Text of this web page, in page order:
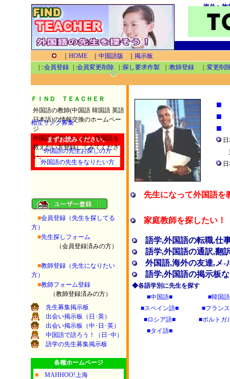
海外へ旅
HOME 中国語版
掲示板
| ::会員登録 | :会員変更削除 | :探し要求作製 | :教師登録 | :変更削
ＦＩＮＤ ＴＥＡＣＨＥＲ
外国語の教師(中国語 韓国語 英語
日本語)の情報交換のホームペー
ジ
外国語を学びたい方、外国語を
教えたい方登録してみてくださ
い。
相互リンク募集
まずお読みください。
外国語の先生お探しの方
外国語の先生をなりたい方
■会員登録（先生を探してる
方）
■先生探しフォーム
（会員登録済みの方）
■教師登録（先生になりたい
方）
■教師フォーム登録
（教師登録済みの方）
先生募集掲示板
出会い掲示板（日･英）
出会い掲示板（中･日･英）
中国語で語ろう！（日･中）
語学の先生募集掲示板
各種ホームページ
■
MAHHOO!上海
■
■
■
見
先生になって外国語を
家庭教師を探したい！
語学,外国語の転職,仕
語学,外国語の通訳,翻
外国語,海外の友達,メ-
語学,外国語の掲示板
◆各語学別に先生を探す
■中国語■
■韓国
■スペイン語■
■フラン
■ロシア語■
■ポルトガ
■タイ語■